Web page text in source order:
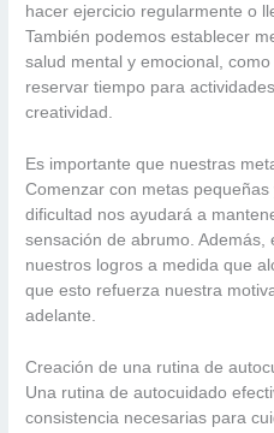
hacer ejercicio regularmente o
También podemos establecer
salud mental y emocional,
reservar tiempo para
creatividad.
Es importante que nuestras
Comenzar con metas
dificultad nos ayudará a
sensación de abrumo. Además,
nuestros logros a medida que
que esto refuerza nuestra
adelante.
Creación de una rutina de
Una rutina de autocuidado
consistencia necesarias para